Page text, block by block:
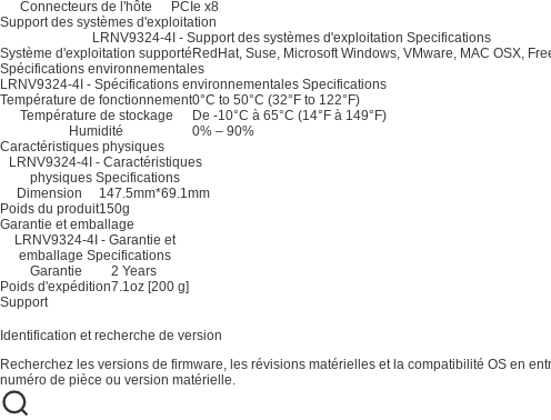
Connecteurs de l'hôte
PCIe x8
Support des systèmes d'exploitation
LRNV9324-4I - Support des systèmes d'exploitation Specifications
Système d'exploitation supporté RedHat, Suse, Microsoft Windows, VMware, MAC OSX,
Spécifications environnementales
LRNV9324-4I - Spécifications environnementales Specifications
Température de fonctionnement0°C to 50°C (32°F to 122°F)
Température de stockage
De -10°C à 65°C (14°F à 149°F)
Humidité
0% – 90%
Caractéristiques physiques
LRNV9324-4I - Caractéristiques
physiques Specifications
Dimension
147.5mm*69.1mm
Poids du produit150g
Garantie et emballage
LRNV9324-4I - Garantie et
emballage Specifications
Garantie
2 Years
Poids d'expédition7.1oz [200 g]
Support
Identification et recherche de version
Recherchez les versions de firmware, les révisions matérielles et la compatibilité OS en
numéro de pièce ou version matérielle.